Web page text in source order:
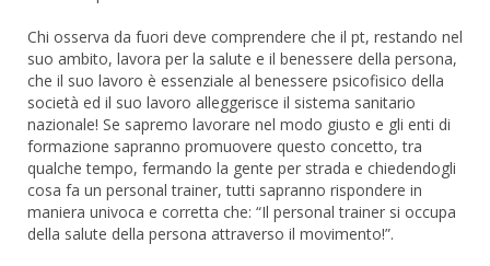
Chi osserva da fuori deve comprendere che il pt, restando nel
suo ambito, lavora per la salute e il benessere della persona,
che il suo lavoro è essenziale al benessere psicofisico della
società ed il suo lavoro alleggerisce il sistema sanitario
nazionale! Se sapremo lavorare nel modo giusto e gli enti di
formazione sapranno promuovere questo concetto, tra
qualche tempo, fermando la gente per strada e chiedendogli
cosa fa un personal trainer, tutti sapranno rispondere in
maniera univoca e corretta che: “Il personal trainer si occupa
della salute della persona attraverso il movimento!”.